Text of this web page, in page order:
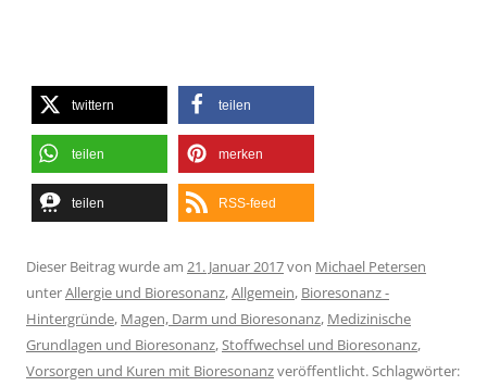
twittern teilen
teilen merken
teilen RSS-feed
Dieser Beitrag wurde am 21. Januar 2017von Michael Petersen
unterAllergie und Bioresonanz,Allgemein, Bioresonanz -
Hintergründe, Magen, Darm und Bioresonanz, Medizinische
Grundlagen und Bioresonanz,Stoffwechsel und Bioresonanz,
Vorsorgen und Kuren mit Bioresonanzveröffentlicht. Schlagwörter: